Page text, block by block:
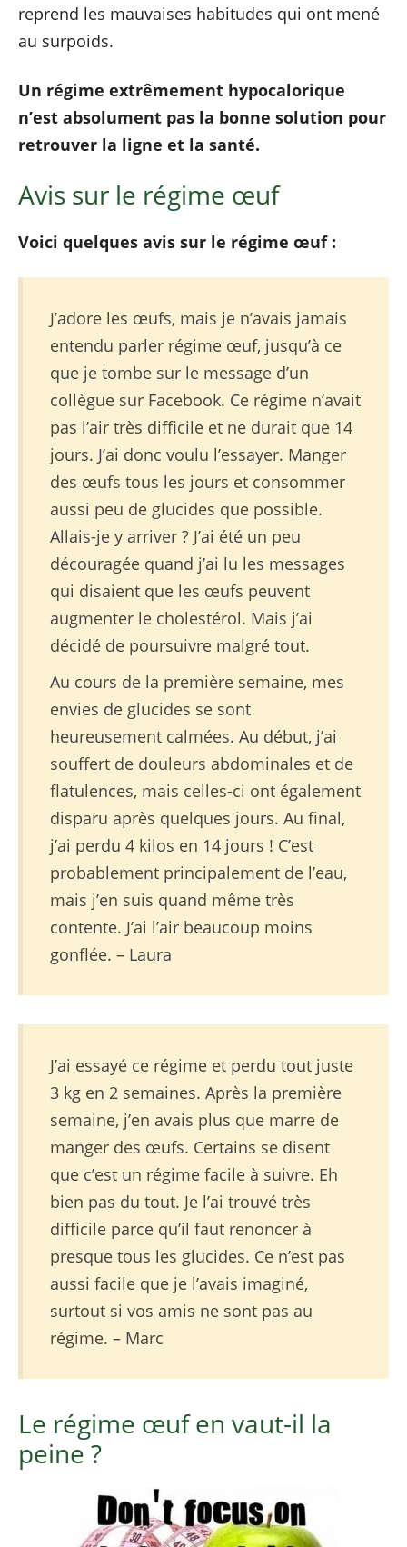
reprend les mauvaises habitudes qui ont mené
au surpoids.
Un régime extrêmement hypocalorique
n’est absolument pas la bonne solution pour
retrouver la ligne et la santé.
Avis sur le régime œuf
Voici quelques avis sur le régime œuf :
J’adore les œufs, mais je n’avais jamais
entendu parler régime œuf, jusqu’à ce
que je tombe sur le message d’un
collègue sur Facebook. Ce régime n’avait
pas l’air très difficile et ne durait que 14
jours. J’ai donc voulu l’essayer. Manger
des œufs tous les jours et consommer
aussi peu de glucides que possible.
Allais-je y arriver ? J’ai été un peu
découragée quand j’ai lu les messages
qui disaient que les œufs peuvent
augmenter le cholestérol. Mais j’ai
décidé de poursuivre malgré tout.
Au cours de la première semaine, mes
envies de glucides se sont
heureusement calmées. Au début, j’ai
souffert de douleurs abdominales et de
flatulences, mais celles-ci ont également
disparu après quelques jours. Au final,
j’ai perdu 4 kilos en 14 jours ! C’est
probablement principalement de l’eau,
mais j’en suis quand même très
contente. J’ai l’air beaucoup moins
gonflée. – Laura
J’ai essayé ce régime et perdu tout juste
3 kg en 2 semaines. Après la première
semaine, j’en avais plus que marre de
manger des œufs. Certains se disent
que c’est un régime facile à suivre. Eh
bien pas du tout. Je l’ai trouvé très
difficile parce qu’il faut renoncer à
presque tous les glucides. Ce n’est pas
aussi facile que je l’avais imaginé,
surtout si vos amis ne sont pas au
régime. – Marc
Le régime œuf en vaut-il la
peine ?